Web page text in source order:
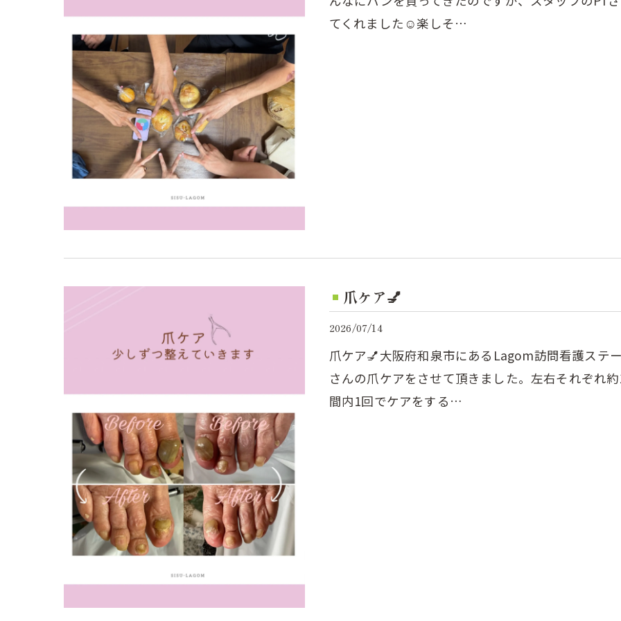
てくれました☺️⁡楽しそ…
爪ケア💅
2026/07/14
爪ケア💅⁡大阪府和泉市にあるLagom訪問看護ステ
さんの爪ケアをさせて頂きました。左右それぞれ
間内1回でケアをする…